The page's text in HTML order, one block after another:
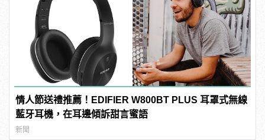
情人節送禮推薦！EDIFIER W800BT PLUS 耳罩式無線
藍牙耳機，在耳邊傾訴甜言蜜語
新聞